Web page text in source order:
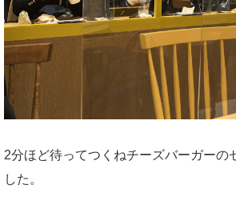
2分ほど待ってつくねチーズバーガーの
した。